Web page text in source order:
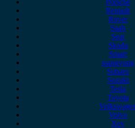
Porsche
Renault
Rover
Saab
Seat
Skoda
Smart
ssangyong
Subaru
Suzuki
Tesla
Toyota
Volvo
Xev